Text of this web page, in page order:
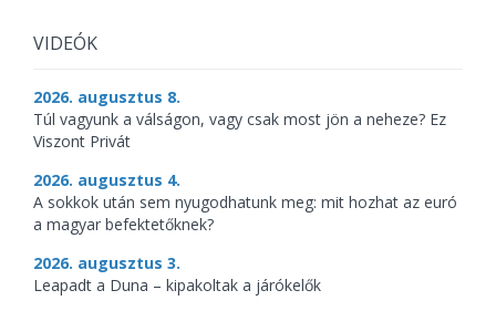
VIDEÓK
2026. augusztus 8.
Túl vagyunk a válságon, vagy csak most jön a neheze? Ez
Viszont Privát
2026. augusztus 4.
A sokkok után sem nyugodhatunk meg: mit hozhat az euró
a magyar befektetőknek?
2026. augusztus 3.
Leapadt a Duna – kipakoltak a járókelők